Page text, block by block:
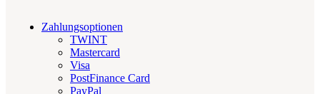
Zahlungsoptionen
TWINT
Mastercard
Visa
PostFinance Card
PayPal